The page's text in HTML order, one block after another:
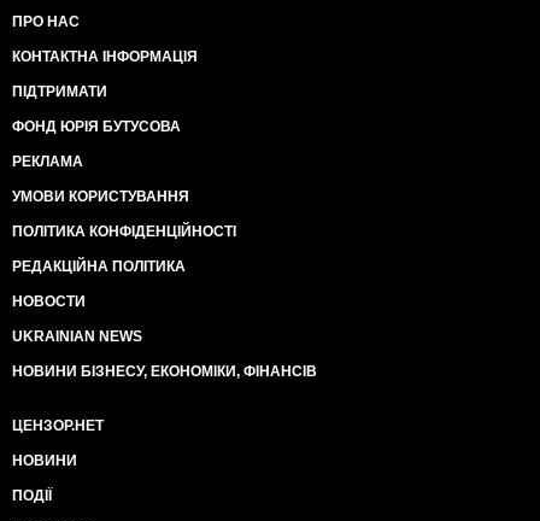
ПРО НАС
КОНТАКТНА ІНФОРМАЦІЯ
ПІДТРИМАТИ
ФОНД ЮРІЯ БУТУСОВА
РЕКЛАМА
УМОВИ КОРИСТУВАННЯ
ПОЛІТИКА КОНФІДЕНЦІЙНОСТІ
РЕДАКЦІЙНА ПОЛІТИКА
НОВОСТИ
UKRAINIAN NEWS
НОВИНИ БІЗНЕСУ, ЕКОНОМІКИ, ФІНАНСІВ
ЦЕНЗОР.НЕТ
НОВИНИ
ПОДІЇ